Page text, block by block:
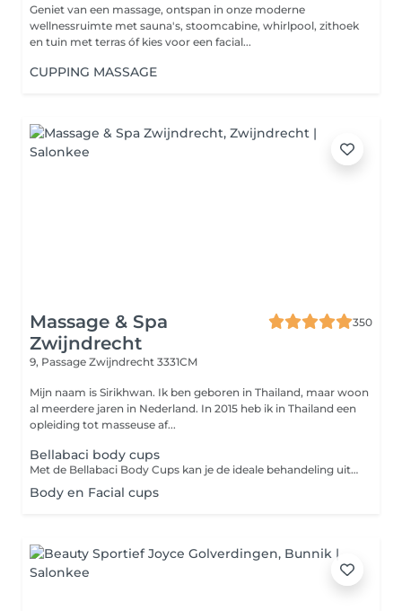
Geniet van een massage, ontspan in onze moderne
wellnessruimte met sauna's, stoomcabine, whirlpool, zithoek
en tuin met terras óf kies voor een facial...
CUPPING MASSAGE
Massage & Spa
Zwijndrecht
350
9, Passage Zwijndrecht 3331CM
Mijn naam is Sirikhwan. Ik ben geboren in Thailand, maar woon
al meerdere jaren in Nederland. In 2015 heb ik in Thailand een
opleiding tot masseuse af...
Bellabaci body cups
Met de Bellabaci Body Cups kan je de ideale behandeling uitvoeren en is voor iedereen die o.a. last heeft van; pijnlijke en gespannen spieren, spijsverteringsproblemen, gewrichtspijn, cellulite, hoofdpijn, migraine en striae. De therapeutische gevolgen van de behandeling met de Bellabaci cap kunnen zijn: het verminderen van obstipatie, activeren van de (huid)stofwisseling, het verbeteren van de elasticiteit van de huid, blokkades worden opgeheven, gifstoffen en afvalstoffen worden afgevoerd en het verbetert de spierspanning. Bij gebruik op de rug of gespannen, pijnlijk spieren helpt het tevens om vet en vochtophopingen te verminderen, de doorbloeding te verbeteren en gifstoffen en andere afvalstoffen te elimineren uit je spieren. Het stimuleert de lymfe- en bloedcirculatie.
Body en Facial cups